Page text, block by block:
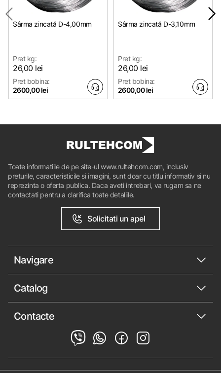
Sârma zincată D-4,00mm
Pret kg:
26,00 lei
Pret bobina:
2600,00 lei
Sârma zincată D-3,10mm
Pret kg:
26,00 lei
Pret bobina:
2600,00 lei
Toate informatiile de pe site-ul www.rultehcom.com, inclusiv
preturile, caracteristicile si imagini, sunt doar cu titlu informativ si nu
reprezinta o oferta publica. Daca aveti intrebari, va rugam sa ne
contactati pentru a clarifica toate detaliile.
Solicitati un apel
Navigare
Catalog
Contacte